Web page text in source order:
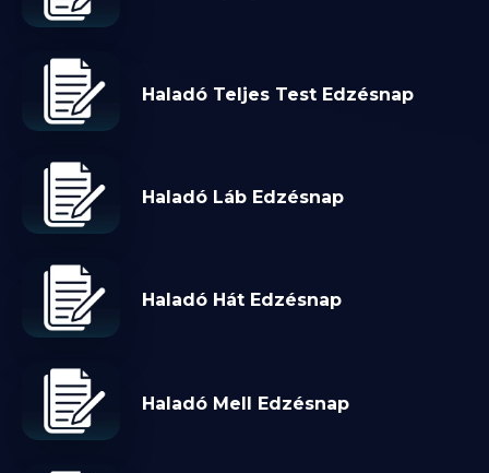
Haladó Teljes Test Edzésnap
Haladó Láb Edzésnap
Haladó Hát Edzésnap
Haladó Mell Edzésnap